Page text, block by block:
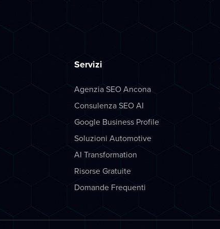
Servizi
Agenzia SEO Ancona
Consulenza SEO AI
Google Business Profile
Soluzioni Automotive
AI Transformation
Risorse Gratuite
Domande Frequenti